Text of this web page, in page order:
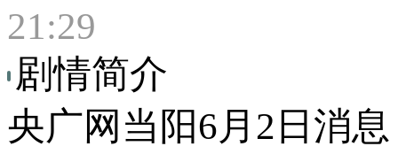
21:29
剧情简介
央广网当阳6月2日消息